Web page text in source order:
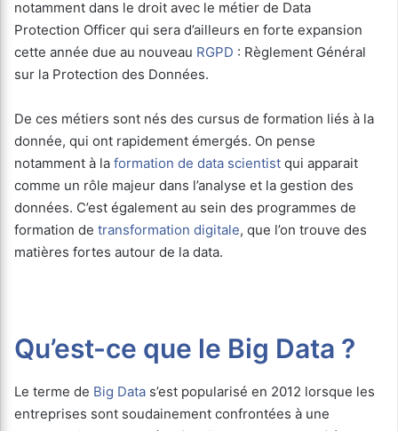
notamment dans le droit avec le métier de Data
Protection Officer qui sera d’ailleurs en forte expansion
cette année due au nouveau RGPD : Règlement Général
sur la Protection des Données.
De ces métiers sont nés des cursus de formation liés à la
donnée, qui ont rapidement émergés. On pense
notamment à la formation de data scientist qui apparait
comme un rôle majeur dans l’analyse et la gestion des
données. C’est également au sein des programmes de
formation de transformation digitale, que l’on trouve des
matières fortes autour de la data.
Qu’est-ce que le Big Data ?
Le terme de Big Data s’est popularisé en 2012 lorsque les
entreprises sont soudainement confrontées à une